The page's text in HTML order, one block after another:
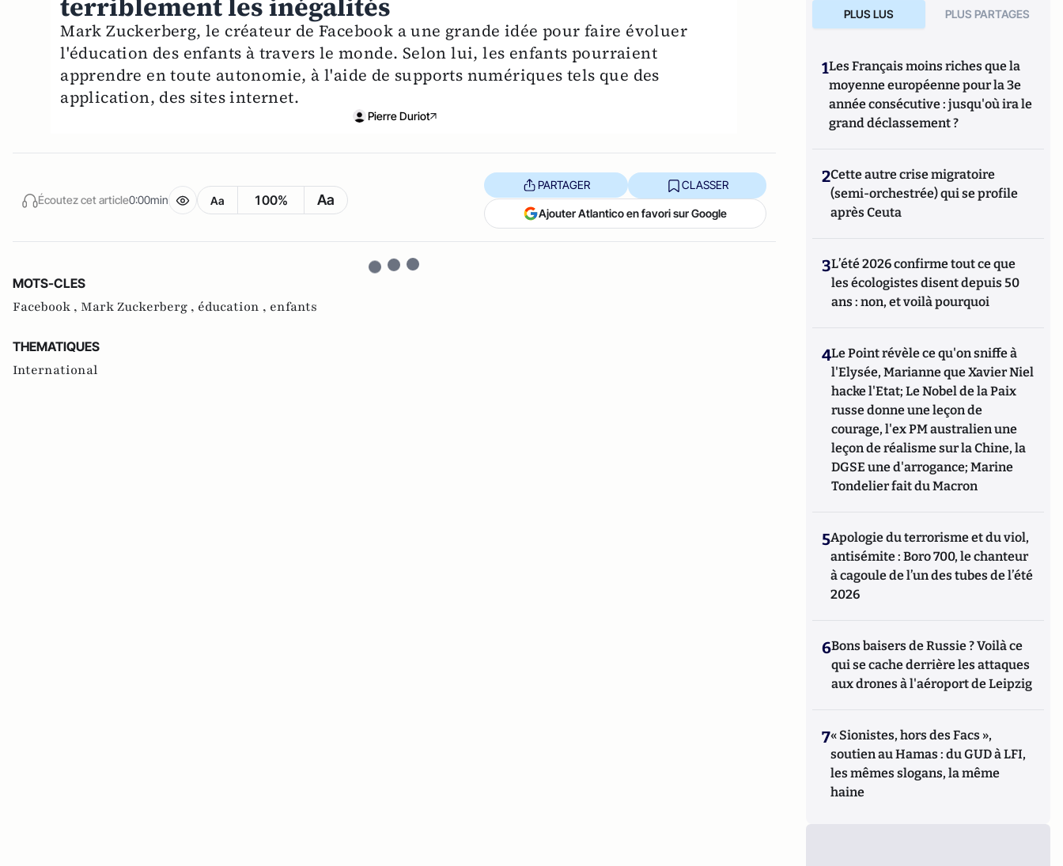
Mark Zuckerberg, le créateur de Facebook a une grande idée pour faire évoluer
l'éducation des enfants à travers le monde. Selon lui, les enfants pourraient
apprendre en toute autonomie, à l'aide de supports numériques tels que des
application, des sites internet.
Pierre Duriot
Écoutez cet article0:00min Aa 100% Aa
PARTAGER CLASSER
Ajouter Atlantico en favori sur Google
MOTS-CLES
Facebook , Mark Zuckerberg , éducation , enfants
THEMATIQUES
International
PLUS LUS PLUS PARTAGES
1Les Français moins riches que la
moyenne européenne pour la 3e
année consécutive : jusqu'où ira le
grand déclassement ?
2Cette autre crise migratoire
(semi-orchestrée) qui se profile
après Ceuta
3L’été 2026 confirme tout ce que
les écologistes disent depuis 50
ans : non, et voilà pourquoi
4Le Point révèle ce qu'on sniffe à
l'Elysée, Marianne que Xavier Niel
hacke l'Etat; Le Nobel de la Paix
russe donne une leçon de
courage, l'ex PM australien une
leçon de réalisme sur la Chine, la
DGSE une d'arrogance; Marine
Tondelier fait du Macron
5Apologie du terrorisme et du viol,
antisémite : Boro 700, le chanteur
à cagoule de l’un des tubes de l’été
2026
6Bons baisers de Russie ? Voilà ce
qui se cache derrière les attaques
aux drones à l'aéroport de Leipzig
7« Sionistes, hors des Facs »,
soutien au Hamas : du GUD à LFI,
les mêmes slogans, la même
haine